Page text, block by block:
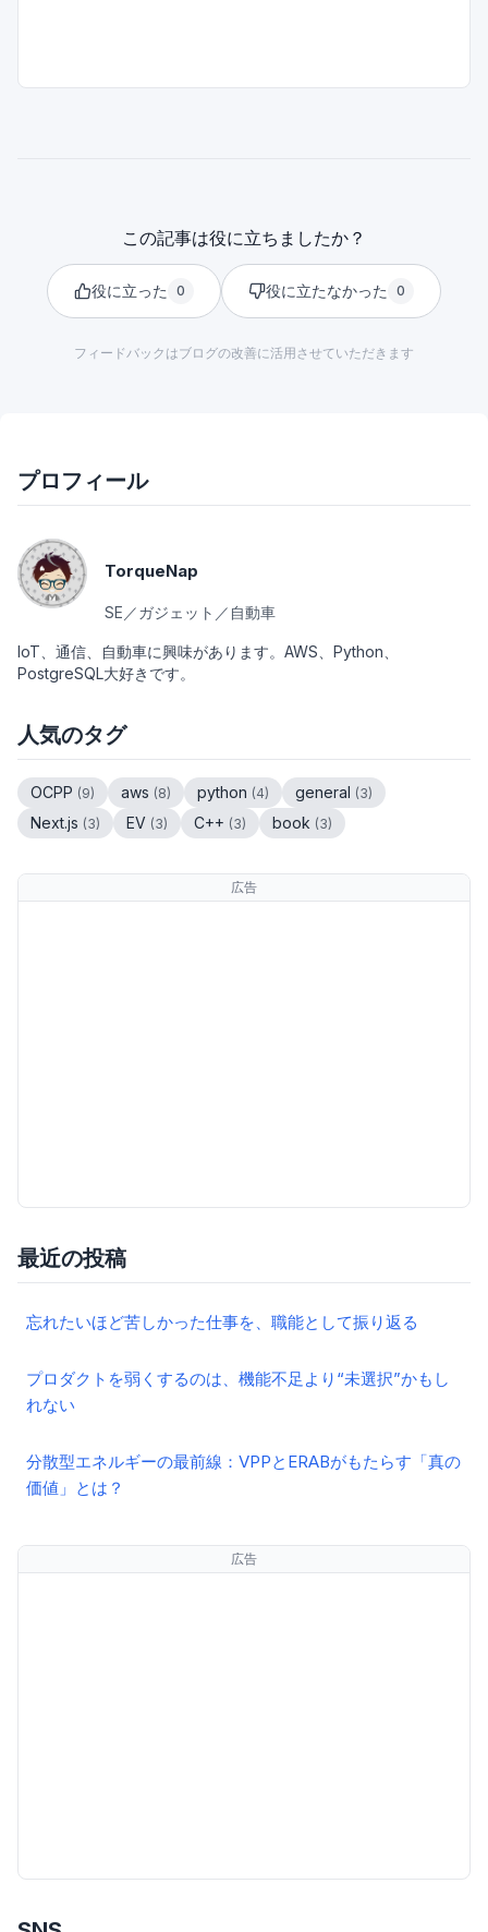
この記事は役に立ちましたか？
役に立った 0 役に立たなかった 0
フィードバックはブログの改善に活用させていただきます
プロフィール
TorqueNap
SE／ガジェット／自動車
IoT、通信、自動車に興味があります。AWS、Python、
PostgreSQL大好きです。
人気のタグ
OCPP (9) aws (8) python (4) general (3)
Next.js (3) EV (3) C++ (3) book (3)
広告
最近の投稿
忘れたいほど苦しかった仕事を、職能として振り返る
プロダクトを弱くするのは、機能不足より“未選択”かもし
れない
分散型エネルギーの最前線：VPPとERABがもたらす「真の
価値」とは？
広告